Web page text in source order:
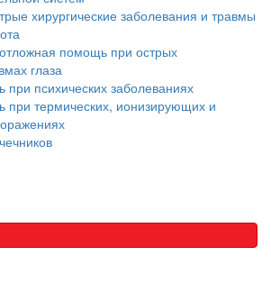
хирургические заболевания и травмы
помощь при острых
глаза
психических заболеваниях
термических, ионизирующих и